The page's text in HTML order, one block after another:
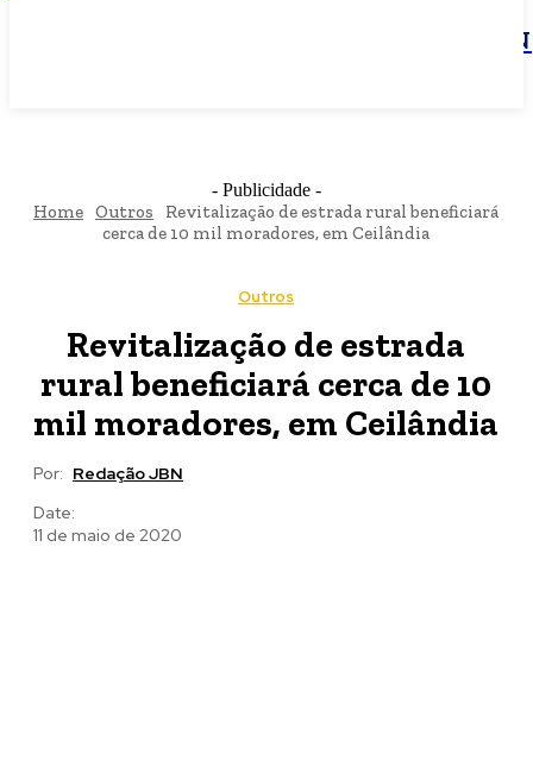
JBN
- Publicidade -
Home Outros
Revitalização de estrada rural beneficiará
cerca de 10 mil moradores, em Ceilândia
Outros
Revitalização de estrada
rural beneficiará cerca de 10
mil moradores, em Ceilândia
Por: Redação JBN
Date:
11 de maio de 2020